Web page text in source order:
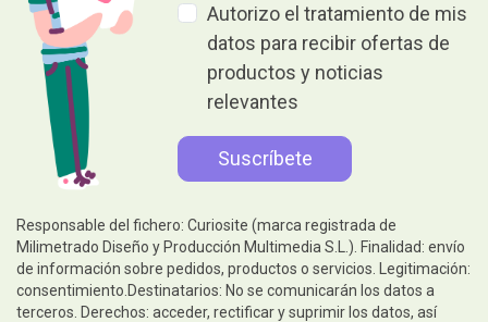
Autorizo el tratamiento de mis
datos para recibir ofertas de
productos y noticias
relevantes
Responsable del fichero: Curiosite (marca registrada de
Milimetrado Diseño y Producción Multimedia S.L.). Finalidad: envío
de información sobre pedidos, productos o servicios. Legitimación:
consentimiento.Destinatarios: No se comunicarán los datos a
terceros. Derechos: acceder, rectificar y suprimir los datos, así